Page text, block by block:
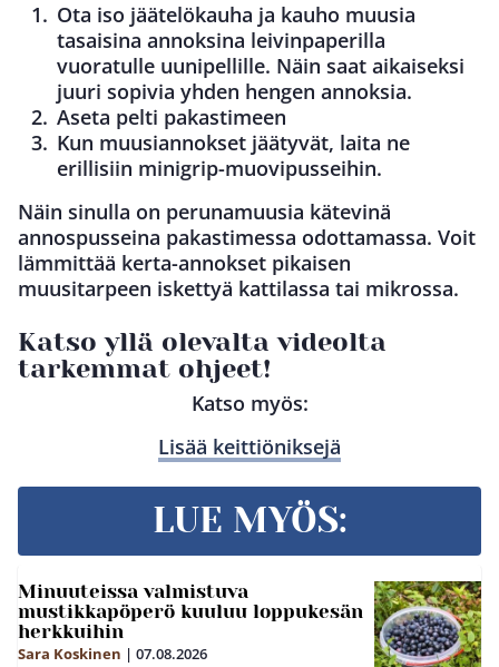
Ota iso jäätelökauha ja kauho muusia
tasaisina annoksina leivinpaperilla
vuoratulle uunipellille. Näin saat aikaiseksi
juuri sopivia yhden hengen annoksia.
Aseta pelti pakastimeen
Kun muusiannokset jäätyvät, laita ne
erillisiin minigrip-muovipusseihin.
Näin sinulla on perunamuusia kätevinä
annospusseina pakastimessa odottamassa. Voit
lämmittää kerta-annokset pikaisen
muusitarpeen iskettyä kattilassa tai mikrossa.
Katso yllä olevalta videolta
tarkemmat ohjeet!
Katso myös:
Lisää keittiöniksejä
LUE MYÖS:
Minuuteissa valmistuva
mustikkapöperö kuuluu loppukesän
herkkuihin
Sara Koskinen | 07.08.2026